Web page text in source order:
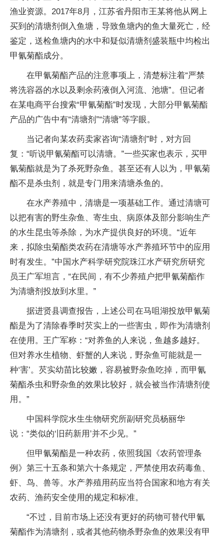
渔业资源。2017年8月，江苏省丹阳市王某将他从网上
买到的清塘剂倒入鱼塘，导致鱼塘内的鱼大量死亡，经
鉴定，送检鱼塘内的水中和疑似清塘剂盛装瓶中均检出
甲氰菊酯成分。
在甲氰菊酯产品的注意事项上，清楚标注着“严禁
将洗容器的水以及剩余药液倒入河流、池塘”。但记者
在某电商平台搜索“甲氰菊酯”时发现，大部分甲氰菊酯
产品的广告中有“清塘剂”“清塘”等字眼。
当记者向某农药卖家咨询“清塘剂”时，对方回
复：“听说甲氰菊酯可以清塘。”一些买家也表示，买甲
氰菊酯就是为了杀死野杂鱼。甚至还有人以为，甲氰菊
酯不是杀虫剂，就是专门用来清塘杀鱼的。
在水产养殖中，清塘是一项基础工作。通过清塘可
以把有害的野生杂鱼、寄生虫、病原体及部分影响生产
的水生昆虫等杀除，为水产提供良好的环境。“近年
来，拟除虫菊酯类农药在清塘等水产养殖环节中的应用
时有发生。”中国水产科学研究院珠江水产研究所研究
员王广军坦言，“在民间，有不少养殖户把甲氰菊酯作
为清塘剂投放到水里。”
据进贤县调查报告，上述公司在马咀湖投放甲氰菊
酯是为了清除春季时芡实上的一些害虫，即作为清塘剂
在使用。王广军称：“对养鱼的人来说，鱼越多越好。
但对养水生植物、虾蟹的人来说，野杂鱼可能就是一
种‘害’。芡实幼苗比较嫩，容易被野杂鱼吃掉，而甲氰
菊酯杀虫和野杂鱼的效果比较好，就会被当作清塘剂使
用。”
中国科学院水生生物研究所副研究员杨丽华
说：“类似的‘旧药新用’并不少见。”
但甲氰菊酯是一种农药，依照我国《农药管理条
例》第三十五条和第六十条规定，严禁使用农药毒鱼、
虾、鸟、兽等。水产养殖用药应当符合国家和地方有关
农药、渔药安全使用的规定和标准。
“不过，目前市场上还没有更好的药物可替代甲氰
菊酯作为清塘剂，或者其他药物杀野杂鱼的效果没有甲